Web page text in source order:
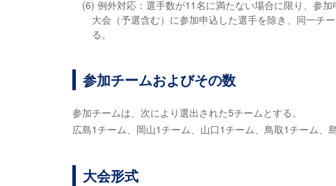
(6) 例外対応：選手数が11名に満たない場合に限り、参
大会（予選含む）に参加申込した選手を除き、同一チ
る。
参加チームおよびその数
参加チームは、次により選出された5チームとする。
広島1チーム、岡山1チーム、山口1チーム、鳥取1チーム、
大会形式